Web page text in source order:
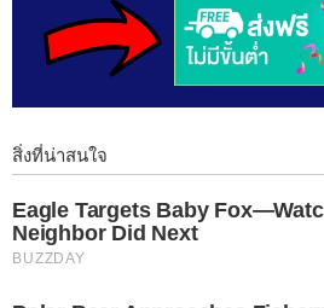
เคล็ดลับการทำความสะอา
1 กำจัดรอยไหม้ ไม่ว่าจะเป็นรอยไหม้ที่
เราสามารถทำความสะอาดได้อย่ างง่า
กลับมาเงาวับดูเหมือนใหม่